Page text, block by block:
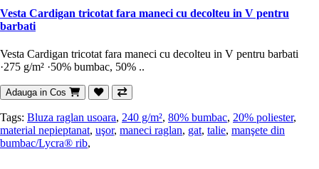
Vesta Cardigan tricotat fara maneci cu decolteu in V pentru
barbati
Vesta Cardigan tricotat fara maneci cu decolteu in V pentru barbati
·275 g/m² ·50% bumbac, 50% ..
Adauga in Cos
Tags: Bluza raglan usoara, 240 g/m², 80% bumbac, 20% poliester,
material nepieptanat, uşor, maneci raglan, gat, talie, manşete din
bumbac/Lycra® rib,